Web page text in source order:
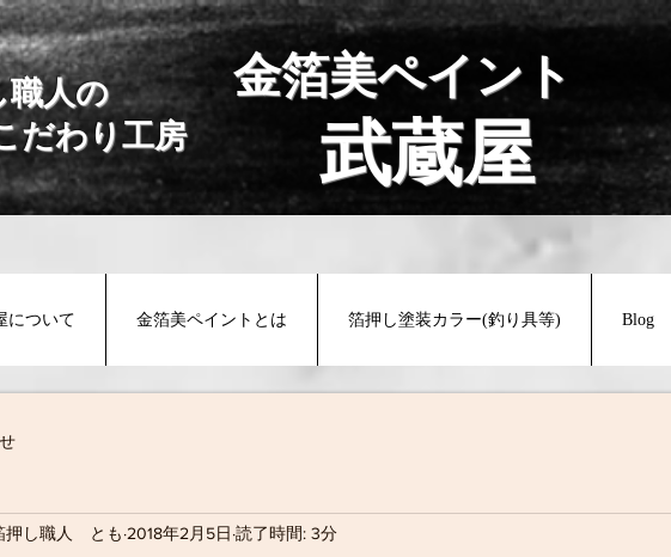
職人の
り工房
金箔美ペイント
武蔵屋
について 金箔美ペイントとは 箔押し塗装カラー(釣り具等) Blog
押し職人 とも 2018年2月5日 読了時間: 3分